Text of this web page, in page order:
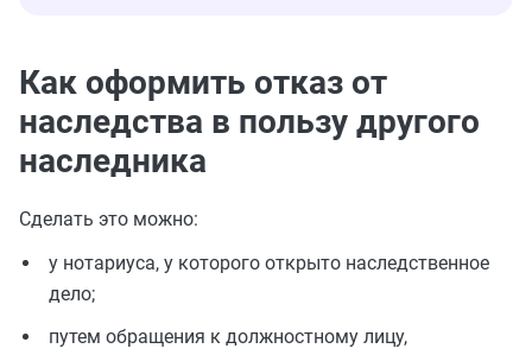
Как оформить отказ от
наследства в пользу другого
наследника
Сделать это можно:
у нотариуса, у которого открыто наследственное
дело;
путем обращения к должностному лицу,